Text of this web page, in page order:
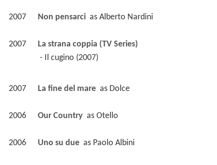
2007 Non pensarci as Alberto Nardini
2007
La strana coppia (TV Series)
- Il cugino (2007)
2007 La fine del mare as Dolce
2006 Our Country as Otello
2006 Uno su due as Paolo Albini